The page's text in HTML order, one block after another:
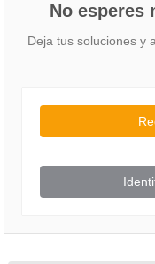
No esperes
Deja tus soluciones y